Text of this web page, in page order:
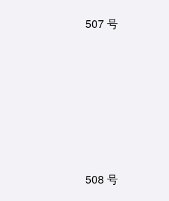
507 号
508 号